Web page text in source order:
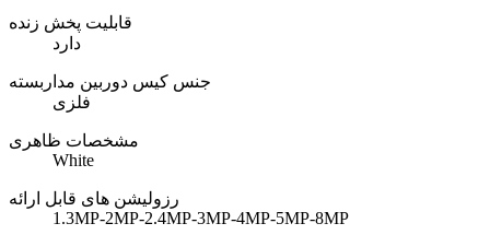
قابلیت پخش زنده
دارد
جنس کیس دوربین مداربسته
فلزی
مشخصات ظاهری
White
رزولیشن های قابل ارائه
1.3MP-2MP-2.4MP-3MP-4MP-5MP-8MP